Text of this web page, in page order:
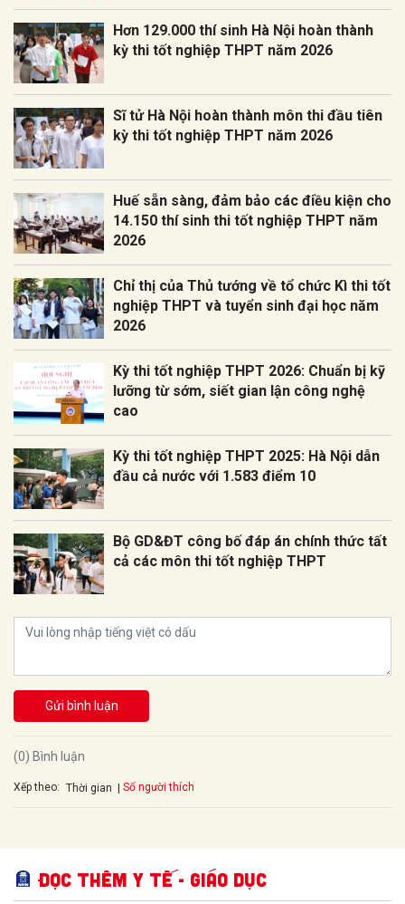
Hơn 129.000 thí sinh Hà Nội hoàn thành
kỳ thi tốt nghiệp THPT năm 2026
Sĩ tử Hà Nội hoàn thành môn thi đầu tiên
kỳ thi tốt nghiệp THPT năm 2026
Huế sẵn sàng, đảm bảo các điều kiện cho
14.150 thí sinh thi tốt nghiệp THPT năm
2026
Chỉ thị của Thủ tướng về tổ chức Kì thi tốt
nghiệp THPT và tuyển sinh đại học năm
2026
Kỳ thi tốt nghiệp THPT 2026: Chuẩn bị kỹ
lưỡng từ sớm, siết gian lận công nghệ
cao
Kỳ thi tốt nghiệp THPT 2025: Hà Nội dẫn
đầu cả nước với 1.583 điểm 10
Bộ GD&ĐT công bố đáp án chính thức tất
cả các môn thi tốt nghiệp THPT
Gửi bình luận
(0) Bình luận
Xếp theo: Thời gian Số người thích
Đọc thêm Y tế - Giáo dục